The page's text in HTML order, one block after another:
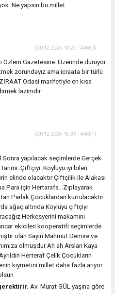
Ne yapsın bu millet.
(20.12.2025 10:20 - #4650)
Gazetesine. Üzerinde duruyor.
zorundayız ama icraata bir türlü
Odasi marifetiyle en kısa
lazimdir.
(20.12.2025 15:36 - #4651)
yapılacak seçimlerde Gerçek
ıyi bilen
elinde olacaktır Çiftçilik ile Alakası
Para için Hertarafa...Zıplayarak
Parlak Çocuklardan kurtulacaktır
ağaç altında Köylüyü çiftçiyi
Herkesyerini makamını
ekicileri kooperatifi seçimlerde
olan Sayın Mahmut Demire ve
olmuşdur Ah ah Arslan Kaya
Herteraf Çelik Çocukların
kıymetini millet daha fazla arıyor
Av. Murat GÜL yaşına göre